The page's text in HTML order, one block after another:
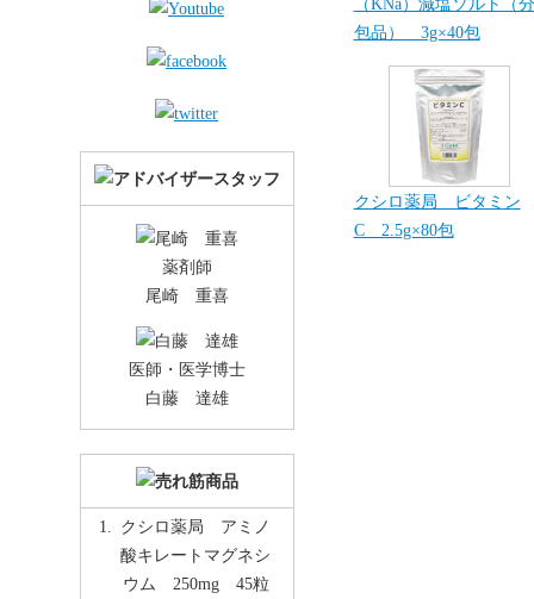
包品） 3g×40包
クシロ薬局 ビタミン
C 2.5g×80包
薬剤師
尾崎 重喜
医師・医学博士
白藤 達雄
クシロ薬局 アミノ
酸キレートマグネシ
ウム 250mg 45粒